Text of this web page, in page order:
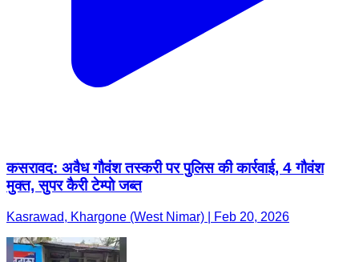
कसरावद: अवैध गौवंश तस्करी पर पुलिस की कार्रवाई, 4 गौवंश
मुक्त, सुपर कैरी टेम्पो जब्त
Kasrawad, Khargone (West Nimar) | Feb 20, 2026